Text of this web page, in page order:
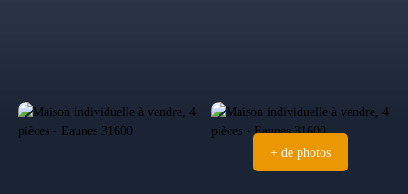
Estimation
+ de photos